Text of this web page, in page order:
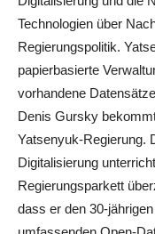
Technologien über
Regierungspolitik.
papierbasierte
vorhandene
Denis Gursky
Yatsenyuk-Regierung.
Digitalisierung
Regierungsparkett
dass er den 30-